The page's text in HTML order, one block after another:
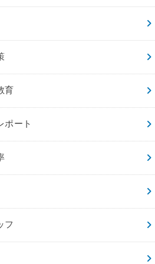
育
ポート
フ